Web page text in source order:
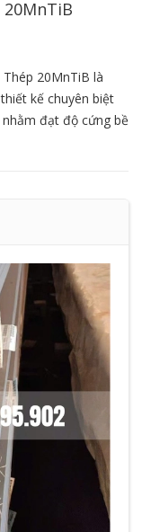
20MnTiB
Thép 20MnTiB là
kế chuyên biệt
đạt độ cứng bề